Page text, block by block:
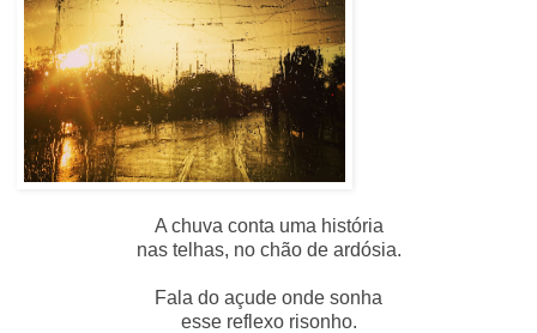
A chuva conta uma história
nas telhas, no chão de ardósia.
Fala do açude onde sonha
esse reflexo risonho.